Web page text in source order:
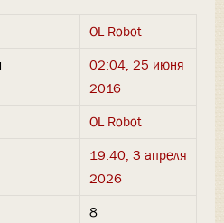
OL Robot
02:04, 25 июня
2016
OL Robot
19:40, 3 апреля
2026
8